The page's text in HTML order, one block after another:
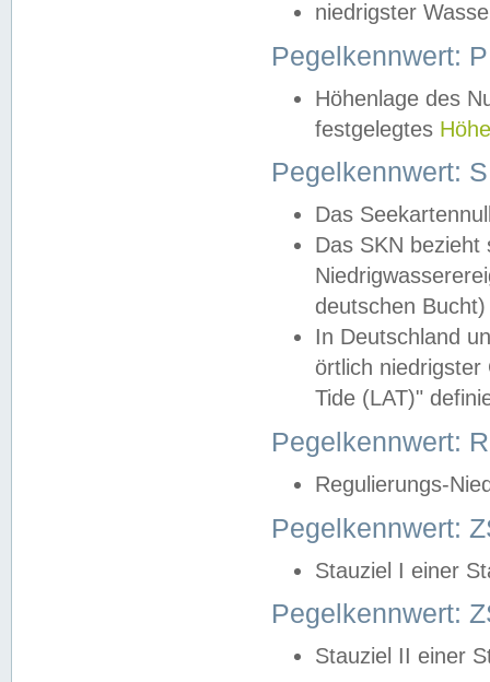
niedrigster
Pegelkennwert:
Höhenlage des
festgelegtes
Pegelkennwert:
Das
Das SKN
deutschen
In Deutschland
örtlich
Tide (LAT)"
Pegelkennwert:
Regulierungs-
Pegelkennwert:
Stauziel I einer
Pegelkennwert:
Stauziel II einer